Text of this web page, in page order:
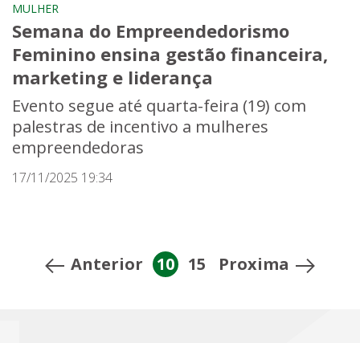
MULHER
Semana do Empreendedorismo
Feminino ensina gestão financeira,
marketing e liderança
Evento segue até quarta-feira (19) com
palestras de incentivo a mulheres
empreendedoras
17/11/2025 19:34
Anterior 10 15 Proxima